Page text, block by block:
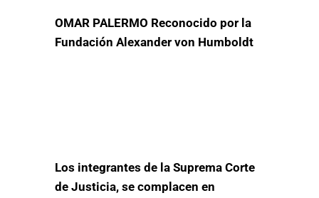
OMAR PALERMO Reconocido por la
Fundación Alexander von Humboldt
Los integrantes de la Suprema Corte
de Justicia, se complacen en